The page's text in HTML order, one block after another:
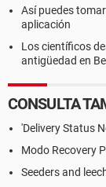
Así puedes
aplicación
Los científicos
antigüedad en
CONSULTA
'Delivery Status
Modo Recovery
Seeders and